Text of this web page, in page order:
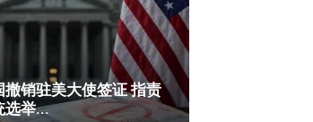
撤销驻美大使签证 指责
选举...